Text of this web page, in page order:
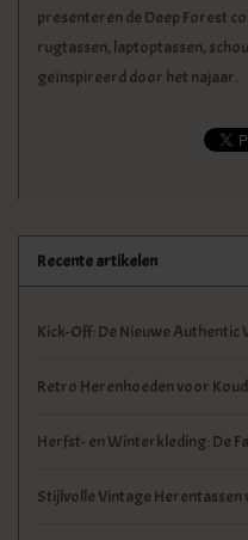
presenteren de Deep Forest
rugtassen, laptoptassen,
geïnspireerd door het najaar.
Recente artikelen
Kick-Off: De Nieuwe Authentic
Retro Herenhoeden voor
Herfst- en Winterkleding: De
Stijlvolle Vintage